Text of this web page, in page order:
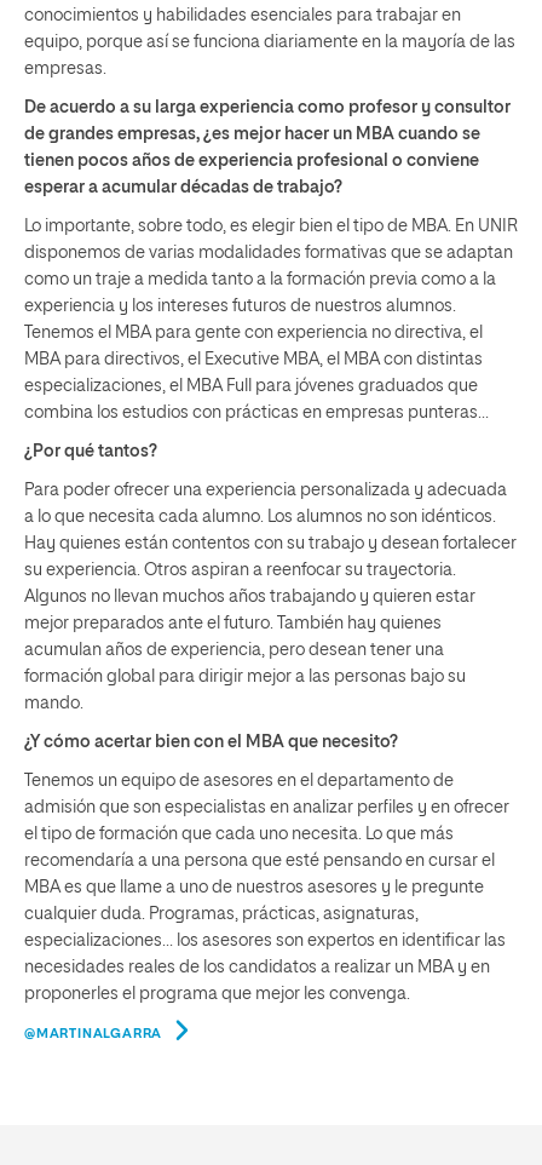
conocimientos y habilidades esenciales para trabajar en
equipo, porque así se funciona diariamente en la mayoría de las
empresas.
De acuerdo a su larga experiencia como profesor y consultor
de grandes empresas, ¿es mejor hacer un MBA cuando se
tienen pocos años de experiencia profesional o conviene
esperar a acumular décadas de trabajo?
Lo importante, sobre todo, es elegir bien el tipo de MBA. En UNIR
disponemos de varias modalidades formativas que se adaptan
como un traje a medida tanto a la formación previa como a la
experiencia y los intereses futuros de nuestros alumnos.
Tenemos el MBA para gente con experiencia no directiva, el
MBA para directivos, el Executive MBA, el MBA con distintas
especializaciones, el MBA Full para jóvenes graduados que
combina los estudios con prácticas en empresas punteras…
¿Por qué tantos?
Para poder ofrecer una experiencia personalizada y adecuada
a lo que necesita cada alumno. Los alumnos no son idénticos.
Hay quienes están contentos con su trabajo y desean fortalecer
su experiencia. Otros aspiran a reenfocar su trayectoria.
Algunos no llevan muchos años trabajando y quieren estar
mejor preparados ante el futuro. También hay quienes
acumulan años de experiencia, pero desean tener una
formación global para dirigir mejor a las personas bajo su
mando.
¿Y cómo acertar bien con el MBA que necesito?
Tenemos un equipo de asesores en el departamento de
admisión que son especialistas en analizar perfiles y en ofrecer
el tipo de formación que cada uno necesita. Lo que más
recomendaría a una persona que esté pensando en cursar el
MBA es que llame a uno de nuestros asesores y le pregunte
cualquier duda. Programas, prácticas, asignaturas,
especializaciones… los asesores son expertos en identificar las
necesidades reales de los candidatos a realizar un MBA y en
proponerles el programa que mejor les convenga.
@MARTINALGARRA